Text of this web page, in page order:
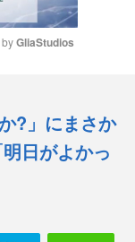
e
GliaStudios
?」にまさか
日がよかっ